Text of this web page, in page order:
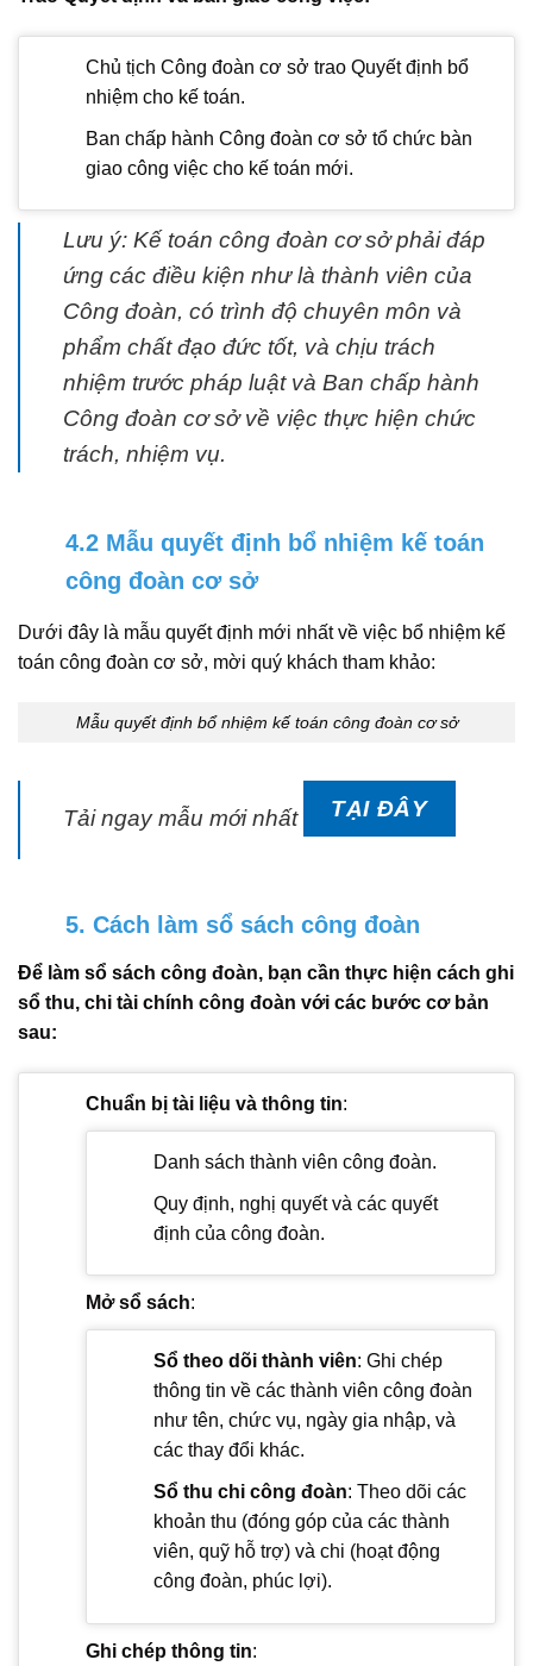
Chủ tịch Công đoàn cơ sở trao Quyết định bổ
nhiệm cho kế toán.
Ban chấp hành Công đoàn cơ sở tổ chức bàn
giao công việc cho kế toán mới.
Lưu ý: Kế toán công đoàn cơ sở phải đáp
ứng các điều kiện như là thành viên của
Công đoàn, có trình độ chuyên môn và
phẩm chất đạo đức tốt, và chịu trách
nhiệm trước pháp luật và Ban chấp hành
Công đoàn cơ sở về việc thực hiện chức
trách, nhiệm vụ.
4.2 Mẫu quyết định bổ nhiệm kế toán
công đoàn cơ sở
Dưới đây là mẫu quyết định mới nhất về việc bổ nhiệm kế
toán công đoàn cơ sở, mời quý khách tham khảo:
Mẫu quyết định bổ nhiệm kế toán công đoàn cơ sở
Tải ngay mẫu mới nhất TẠI ĐÂY
5. Cách làm sổ sách công đoàn
Để làm sổ sách công đoàn, bạn cần thực hiện cách ghi
sổ thu, chi tài chính công đoàn với các bước cơ bản
sau:
Chuẩn bị tài liệu và thông tin:
Danh sách thành viên công đoàn.
Quy định, nghị quyết và các quyết
định của công đoàn.
Mở sổ sách:
Sổ theo dõi thành viên: Ghi chép
thông tin về các thành viên công đoàn
như tên, chức vụ, ngày gia nhập, và
các thay đổi khác.
Sổ thu chi công đoàn: Theo dõi các
khoản thu (đóng góp của các thành
viên, quỹ hỗ trợ) và chi (hoạt động
công đoàn, phúc lợi).
Ghi chép thông tin: